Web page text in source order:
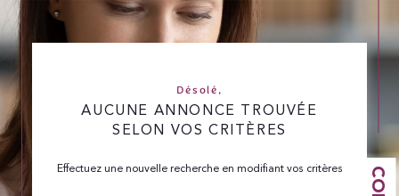
Désolé,
AUCUNE ANNONCE TROUVÉE
SELON VOS CRITÈRES
Effectuez une nouvelle recherche en modifiant vos critères